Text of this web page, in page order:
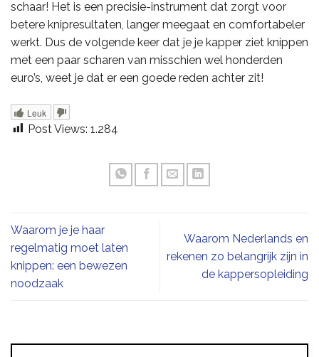
schaar! Het is een precisie-instrument dat zorgt voor
betere knipresultaten, langer meegaat en comfortabeler
werkt. Dus de volgende keer dat je je kapper ziet knippen
met een paar scharen van misschien wel honderden
euro’s, weet je dat er een goede reden achter zit!
Leuk
Post Views: 1.284
Waarom je je haar
regelmatig moet laten
knippen: een bewezen
noodzaak
Waarom Nederlands en
rekenen zo belangrijk zijn in
de kappersopleiding